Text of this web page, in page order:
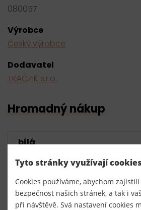
080057
Výrobce
Český výrobce
Dodavatel
TKACZIK s.r.o.
Hromadný nákup
bílá
100 ks
skladem
bal.
Tyto stránky využívají cookies
Cookies používáme, abychom
bezpečnost našich stránek, a tak i
při návštěvě. Svá nastavení cookies